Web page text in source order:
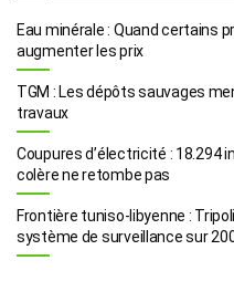
Eau minérale : Quand certains
augmenter les prix
TGM : Les dépôts sauvages
travaux
Coupures d’électricité : 18.294
colère ne retombe pas
Frontière tuniso-libyenne :
système de surveillance sur